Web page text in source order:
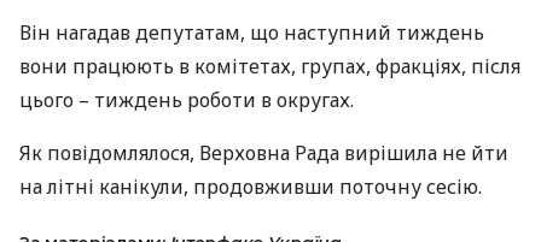
Він нагадав депутатам, що наступний тиждень
вони працюють в комітетах, групах, фракціях, після
цього – тиждень роботи в округах.
Як повідомлялося, Верховна Рада вирішила не йти
на літні канікули, продовживши поточну сесію.